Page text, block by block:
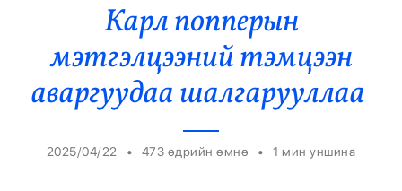
Нийтлэлчийн Булан
Эрүүл Мэнд
Орон Нутаг
Спорт
Карл попперын
мэтгэлцээний тэмцээн
аваргуудаа шалгарууллаа
2025/04/22 • 473 өдрийн өмнө • 1 мин уншина